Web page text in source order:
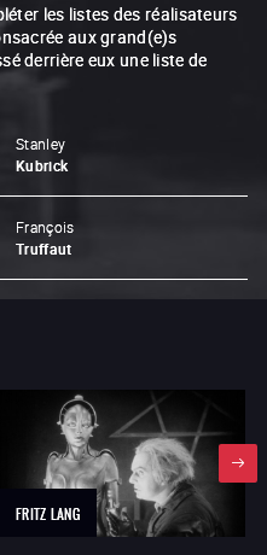
les listes des réalisateurs
aux grand(e)s
derrière eux une liste de
Stanley
Kubrick
François
Truffaut
FRITZ LANG